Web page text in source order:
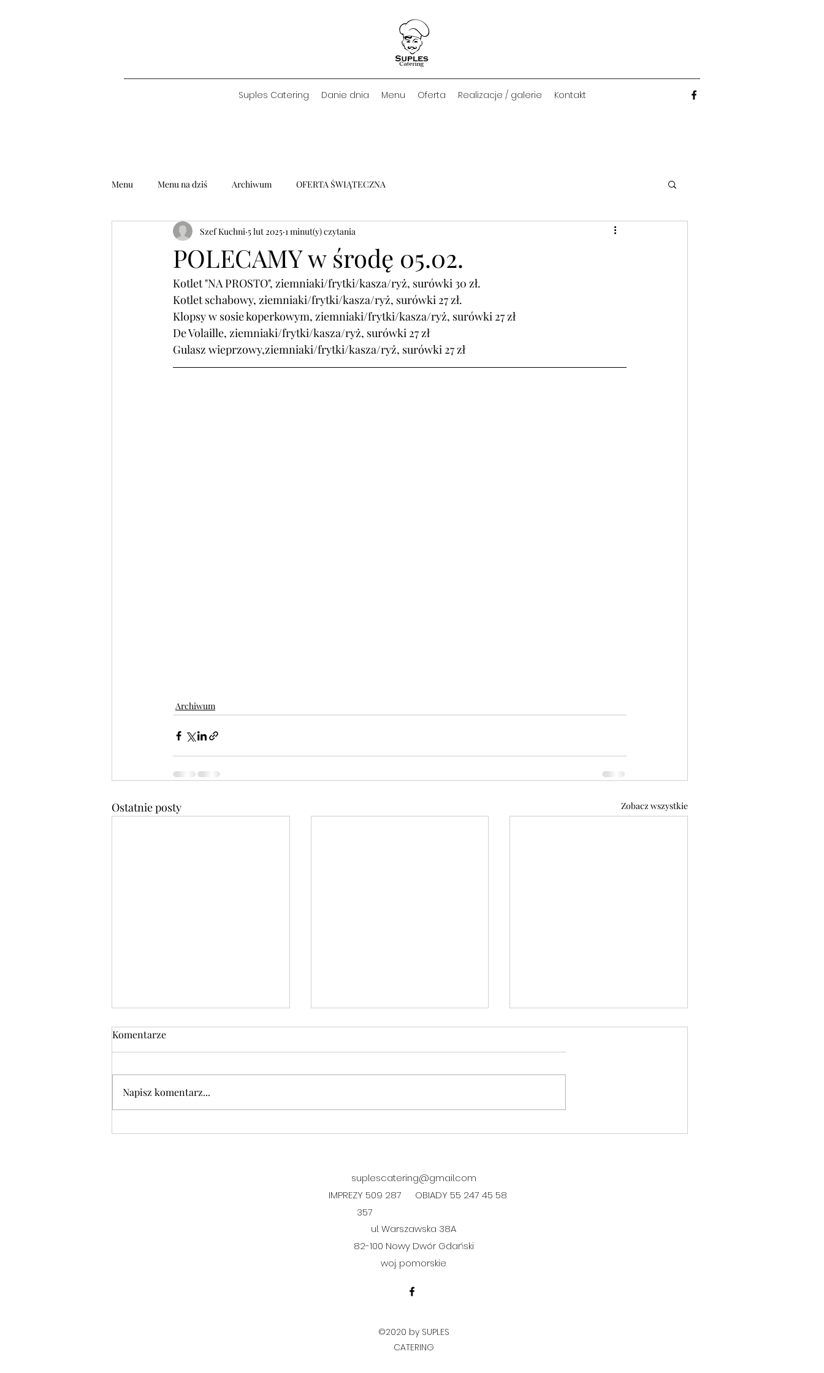
Suples Catering Danie dnia Menu Oferta Realizacje / galerie Kontakt
Menu Menu na dziś Archiwum OFERTA ŚWIĄTECZNA
POLECAMY w środę 05.02.
Szef Kuchni 5 lut 2025 1 minut(y) czytania
Kotlet "NA PROSTO", ziemniaki/frytki/kasza/ryż, surówki 30 zł.
Kotlet schabowy, ziemniaki/frytki/kasza/ryż, surówki 27 zł.
Klopsy w sosie koperkowym, ziemniaki/frytki/kasza/ryż, surówki 27 zł
De Volaille, ziemniaki/frytki/kasza/ryż, surówki 27 zł
Gulasz wieprzowy,ziemniaki/frytki/kasza/ryż, surówki 27 zł
Archiwum
Ostatnie posty Zobacz wszystkie
Komentarze
Napisz komentarz...
suplescatering@gmail.com
IMPREZY 509 287
357
OBIADY 55 247 45 58
ul. Warszawska 38A
​82-100 Nowy Dwór Gdański
woj. pomorskie
©2020 by SUPLES
CATERING